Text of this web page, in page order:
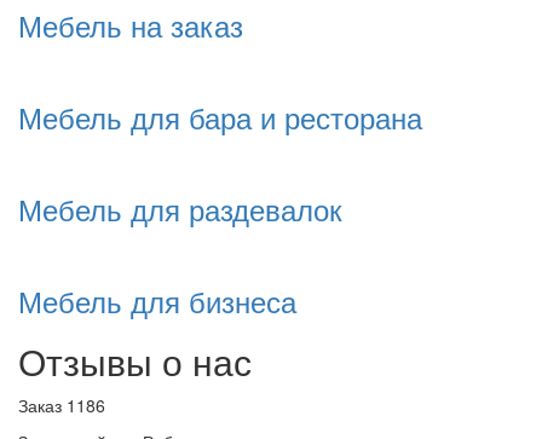
Мебель на заказ
Мебель для бара и ресторана
Мебель для раздевалок
Мебель для бизнеса
Отзывы о нас
Заказ 1186